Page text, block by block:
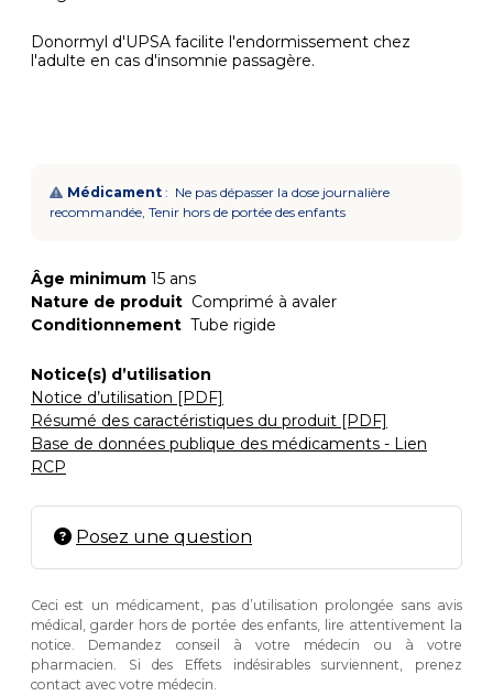
Donormyl d'UPSA facilite l'endormissement chez
l'adulte en cas d'insomnie passagère.
Médicament : Ne pas dépasser la dose journalière
recommandée, Tenir hors de portée des enfants
Âge minimum 15 ans
Nature de produit Comprimé à avaler
Conditionnement Tube rigide
Notice(s) d’utilisation
Notice d’utilisation [PDF]
Résumé des caractéristiques du produit [PDF]
Base de données publique des médicaments - Lien
RCP
Posez une question
Ceci est un médicament, pas d’utilisation prolongée sans avis
médical, garder hors de portée des enfants, lire attentivement la
notice. Demandez conseil à votre médecin ou à votre
pharmacien. Si des Effets indésirables surviennent, prenez
contact avec votre médecin.